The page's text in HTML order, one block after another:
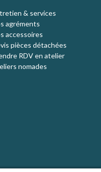
& services
agréments
accessoires
pièces détachées
RDV en atelier
nomades